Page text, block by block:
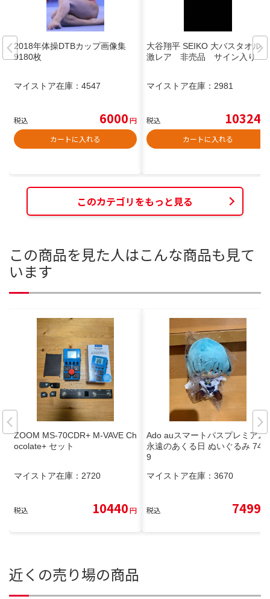
2018年体操DTBカップ画像集
9180枚
マイストア在庫： 4547
税込 6000円
カートに入れる
大谷翔平 SEIKO 大バスタオル
激レア 非売品 サイン入り
マイストア在庫： 2981
税込 10324
カートに入れる
このカテゴリをもっと見る
この商品を見た人はこんな商品も見て
います
ZOOM MS-70CDR+ M-VAVE Ch
ocolate+ セット
マイストア在庫： 2720
税込 10440円
Ado auスマートパスプレミアム
永遠のあくる日 ぬいぐるみ 746
9
マイストア在庫： 3670
税込 7499
近くの売り場の商品